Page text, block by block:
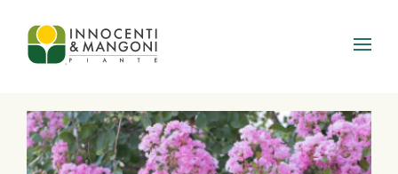
Skip to main content